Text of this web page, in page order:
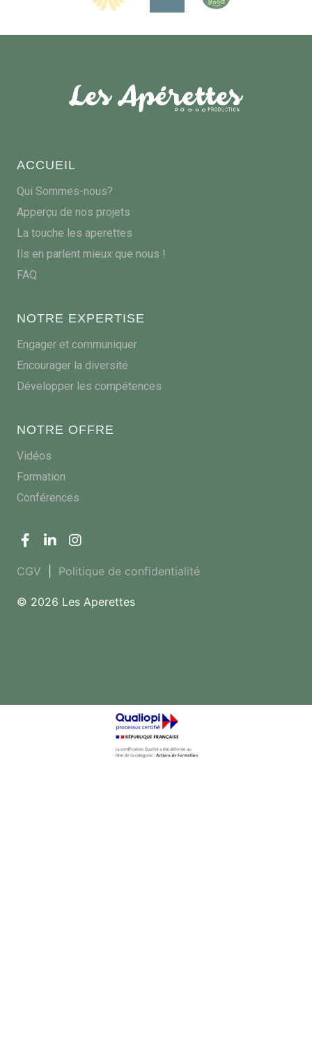
ACCUEIL
Qui Sommes-nous?
Apperçu de nos projets
La touche les aperettes
Ils en parlent mieux que nous !
FAQ
NOTRE EXPERTISE
Engager et communiquer
Encourager la diversité
Développer les compétences
NOTRE OFFRE
Vidéos
Formation
Conférences
CGV Politique de confidentialité
© 2026 Les Aperettes